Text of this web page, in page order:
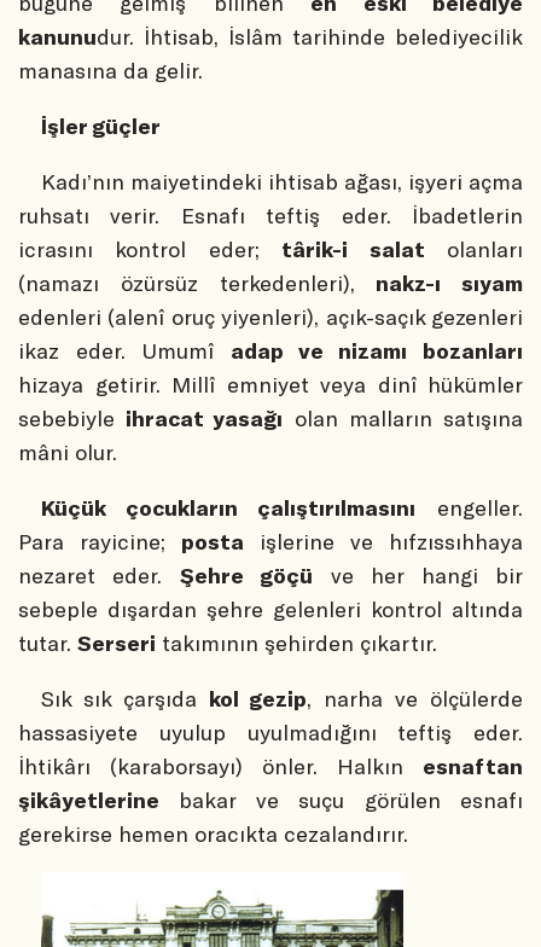
kanunudur. İhtisab, İslâm tarihinde belediyecilik
manasına da gelir.
İşler güçler
Kadı’nın maiyetindeki ihtisab ağası, işyeri açma
ruhsatı verir. Esnafı teftiş eder. İbadetlerin
icrasını kontrol eder; târik-i salat olanları
(namazı özürsüz terkedenleri), nakz-ı sıyam
edenleri (alenî oruç yiyenleri), açık-saçık gezenleri
ikaz eder. Umumî adap ve nizamı bozanları
hizaya getirir. Millî emniyet veya dinî hükümler
sebebiyle ihracat yasağı olan malların satışına
mâni olur.
Küçük çocukların çalıştırılmasını engeller.
Para rayicine; posta işlerine ve hıfzıssıhhaya
nezaret eder. Şehre göçü ve her hangi bir
sebeple dışardan şehre gelenleri kontrol altında
tutar. Serseri takımının şehirden çıkartır.
Sık sık çarşıda kol gezip, narha ve ölçülerde
hassasiyete uyulup uyulmadığını teftiş eder.
İhtikârı (karaborsayı) önler. Halkın esnaftan
şikâyetlerine bakar ve suçu görülen esnafı
gerekirse hemen oracıkta cezalandırır.